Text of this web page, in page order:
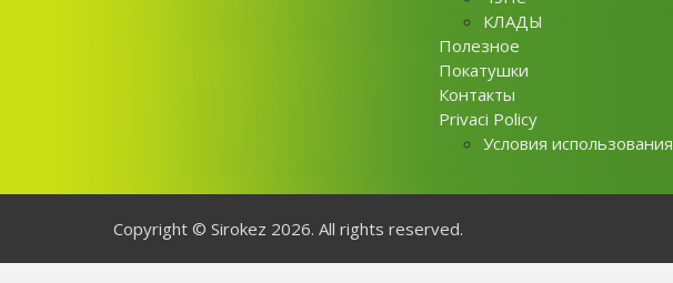
КЛАДЫ
Полезное
Покатушки
Контакты
Privaci Policy
Условия использования
Copyright © Sirokez 2026. All rights reserved.